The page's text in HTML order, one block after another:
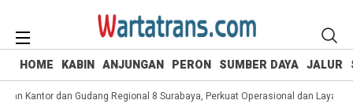
HOME KABIN ANJUNGAN PERON SUMBER DAYA JALUR
Kantor dan Gudang Regional 8 Surabaya, Perkuat Operasional dan Layanan